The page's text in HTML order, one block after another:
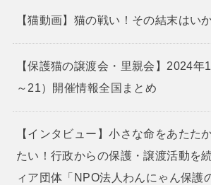
【猫動画】猫の戦い！その結末はい
【保護猫の譲渡会・里親会】2024年
～21）開催情報全国まとめ
【インタビュー】小さな命をあたた
たい！行政からの保護・譲渡活動を
ィア団体「NPO法人わんにゃん保護